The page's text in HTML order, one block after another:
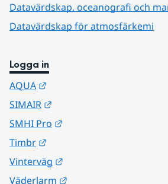
Datavärdskap, oceanografi och
Datavärdskap för atmosfärkemi
Logga in
AQUA
SIMAIR
SMHI Pro
Timbr
Vinterväg
Väderlarm